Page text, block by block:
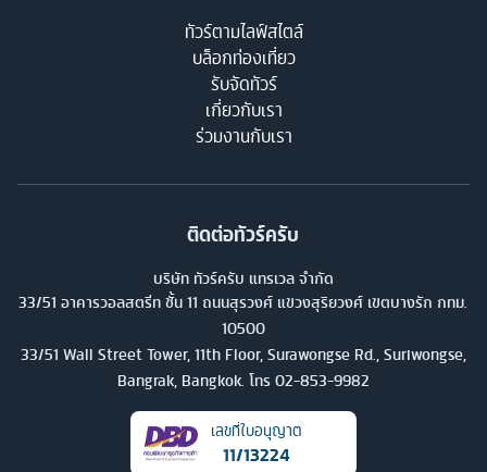
ทัวร์ตามไลฟ์สไตล์
บล็อกท่องเที่ยว
รับจัดทัวร์
เกี่ยวกับเรา
ร่วมงานกับเรา
ติดต่อทัวร์ครับ
บริษัท ทัวร์ครับ แทรเวล จำกัด
33/51 อาคารวอลสตรีท ชั้น 11 ถนนสุรวงศ์ แขวงสุริยวงศ์ เขตบางรัก กทม.
10500
33/51 Wall Street Tower, 11th Floor, Surawongse Rd., Suriwongse,
Bangrak, Bangkok. โทร 02-853-9982
เลขที่ใบอนุญาต
11/13224